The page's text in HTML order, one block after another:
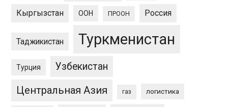
Кыргызстан ООН ПРООН Россия
Таджикистан Туркменистан
Турция Узбекистан
Центральная Азия газ логистика